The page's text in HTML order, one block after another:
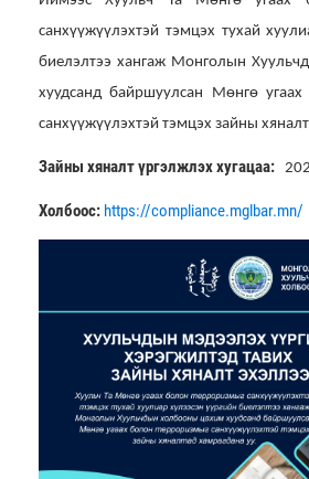
санхүүжүүлэхтэй тэмцэх тухай
биелэлтээ хангаж Монголын
хуудсанд байршуулсан Мөнгө
санхүүжүүлэхтэй тэмцэх зайны
Зайны хяналт үргэлжлэх хугацаа:
Холбоос: https://compliance.mglbar.mn/